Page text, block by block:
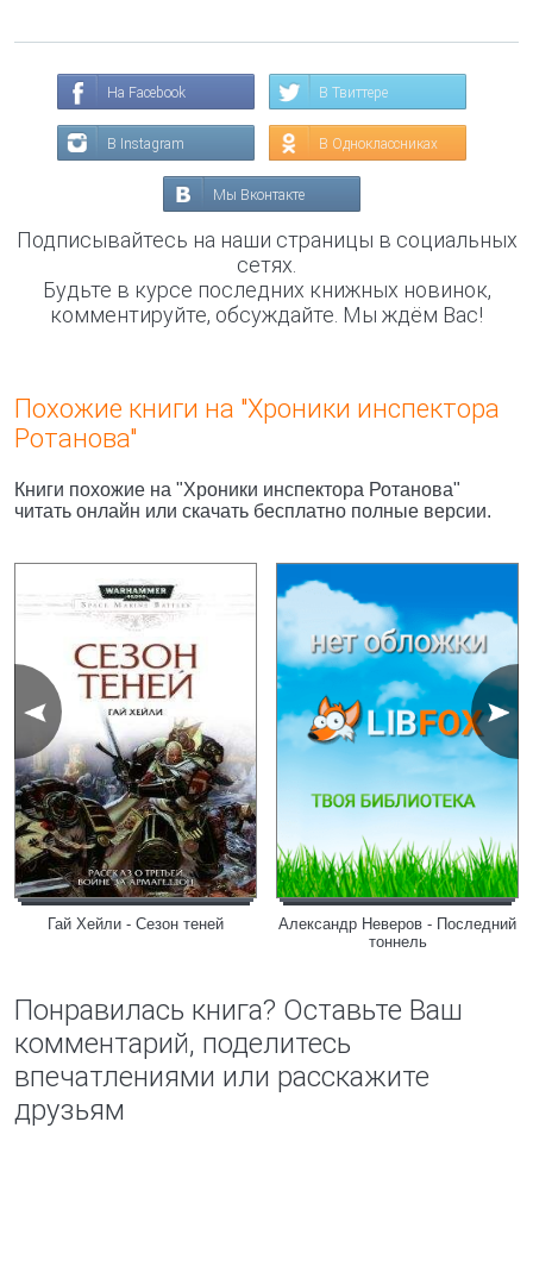
На Facebook В Твиттере
В Instagram В Одноклассниках
Мы Вконтакте
Подписывайтесь на наши страницы в социальных
сетях.
Будьте в курсе последних книжных новинок,
комментируйте, обсуждайте. Мы ждём Вас!
Похожие книги на "Хроники инспектора
Ротанова"
Книги похожие на "Хроники инспектора Ротанова"
читать онлайн или скачать бесплатно полные версии.
Гай Хейли - Сезон теней
Александр Неверов - Последний
тоннель
Понравилась книга? Оставьте Ваш
комментарий, поделитесь
впечатлениями или расскажите
друзьям